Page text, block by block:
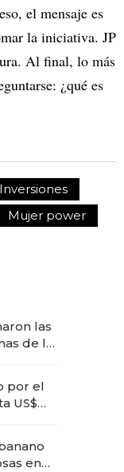
el mensaje es
la iniciativa. JP
Al final, lo más
¿qué es
Inversiones
Mujer power
las
de la
por el
US$
en